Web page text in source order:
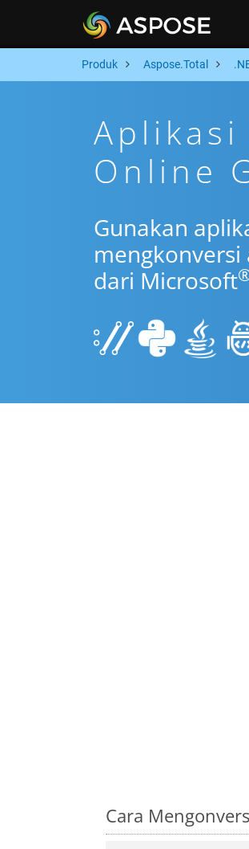
Produk Aspose.Total
Aplikasi
Online
Gunakan
dari Microsoft
Cara